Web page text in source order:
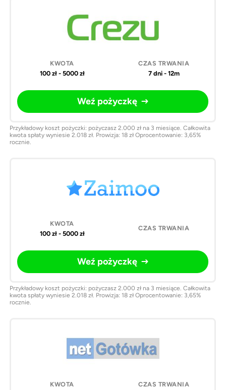
100 zł - 5000 zł 7 dni - 12m
Weź pożyczkę
Przykładowy koszt pożyczki: pożyczasz 2.000 zł na 3 miesiące. Całkowita
kwota spłaty wyniesie 2.018 zł. Prowizja: 18 zł Oprocentowanie: 3,65%
rocznie.
100 zł - 5000 zł
Weź pożyczkę
Przykładowy koszt pożyczki: pożyczasz 2.000 zł na 3 miesiące. Całkowita
kwota spłaty wyniesie 2.018 zł. Prowizja: 18 zł Oprocentowanie: 3,65%
rocznie.